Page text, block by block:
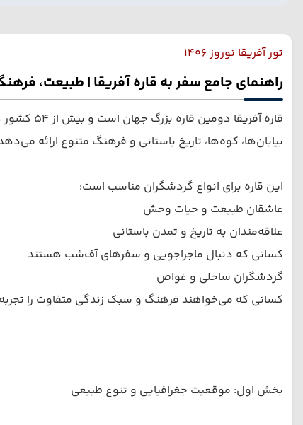
تور آفریقا نوروز 1406
راهنمای جامع سفر به قاره آفریقا | طبیعت،
قاره
بیابان‌ها، کوه‌ها، تاریخ باستانی و فرهنگ متنوع ارائه
این قاره برای انواع گردشگران مناسب است:
عاشقان طبیعت و حیات وحش
علاقه‌مندان به تاریخ و تمدن باستانی
کسانی که دنبال ماجراجویی و سفرهای آف‌شب هستند
گردشگران ساحلی و غواص
کسانی که می‌خواهند فرهنگ و سبک زندگی متفاوت را
بخش اول: موقعیت جغرافیایی و تنوع طبیعی